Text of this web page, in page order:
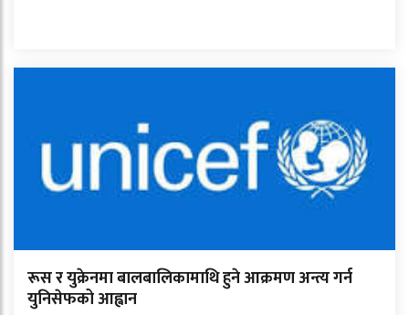
रूस र युक्रेनमा बालबालिकामाथि हुने आक्रमण अन्त्य गर्न
युनिसेफको आह्वान